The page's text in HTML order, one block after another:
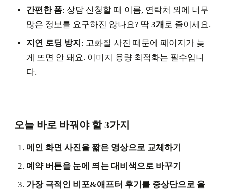
간편한 폼: 상담 신청할 때 이름, 연락처 외에 너무
많은 정보를 요구하진 않나요? 딱 3개 로 줄이세요.
지연 로딩 방지 : 고화질 사진 때문에 페이지가 늦
게 뜨면 안 돼요. 이미지 용량 최적화는 필수입니
다.
오늘 바로 바꿔야 할 3가지
메인 화면 사진을 짧은 영상으로 교체하기
예약 버튼을 눈에 띄는 대비색으로 바꾸기
가장 극적인 비포&애프터 후기를 중상단으로 올